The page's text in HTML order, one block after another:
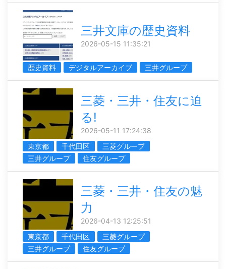
三井文庫の歴史資料
2026-05-15 11:35:21
歴史資料 デジタルアーカイブ 三井グループ
三菱・三井・住友に迫
る!
2026-05-11 17:24:38
東京都
千代田区
三菱グループ
三井グループ
住友グループ
三菱・三井・住友の魅
力
2026-04-13 12:25:51
東京都
千代田区
三菱グループ
三井グループ
住友グループ